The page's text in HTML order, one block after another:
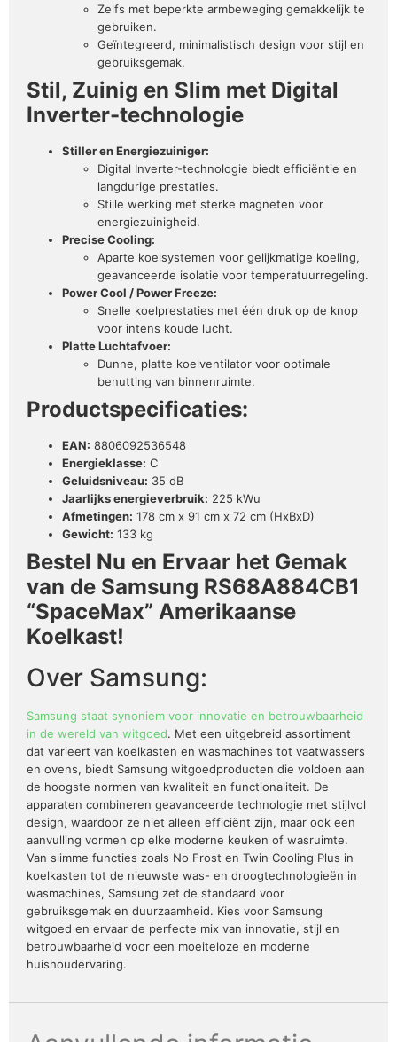
Zelfs met beperkte armbeweging gemakkelijk te
gebruiken.
Geïntegreerd, minimalistisch design voor stijl en
gebruiksgemak.
Stil, Zuinig en Slim met Digital
Inverter-technologie
Stiller en Energiezuiniger:
Digital Inverter-technologie biedt efficiëntie en
langdurige prestaties.
Stille werking met sterke magneten voor
energiezuinigheid.
Precise Cooling:
Aparte koelsystemen voor gelijkmatige koeling,
geavanceerde isolatie voor temperatuurregeling.
Power Cool / Power Freeze:
Snelle koelprestaties met één druk op de knop
voor intens koude lucht.
Platte Luchtafvoer:
Dunne, platte koelventilator voor optimale
benutting van binnenruimte.
Productspecificaties:
EAN: 8806092536548
Energieklasse: C
Geluidsniveau: 35 dB
Jaarlijks energieverbruik: 225 kWu
Afmetingen: 178 cm x 91 cm x 72 cm (HxBxD)
Gewicht: 133 kg
Bestel Nu en Ervaar het Gemak
van de Samsung RS68A884CB1
“SpaceMax” Amerikaanse
Koelkast!
Over Samsung:
Samsung staat synoniem voor innovatie en betrouwbaarheid
in de wereld van witgoed. Met een uitgebreid assortiment
dat varieert van koelkasten en wasmachines tot vaatwassers
en ovens, biedt Samsung witgoedproducten die voldoen aan
de hoogste normen van kwaliteit en functionaliteit. De
apparaten combineren geavanceerde technologie met stijlvol
design, waardoor ze niet alleen efficiënt zijn, maar ook een
aanvulling vormen op elke moderne keuken of wasruimte.
Van slimme functies zoals No Frost en Twin Cooling Plus in
koelkasten tot de nieuwste was- en droogtechnologieën in
wasmachines, Samsung zet de standaard voor
gebruiksgemak en duurzaamheid. Kies voor Samsung
witgoed en ervaar de perfecte mix van innovatie, stijl en
betrouwbaarheid voor een moeiteloze en moderne
huishoudervaring.